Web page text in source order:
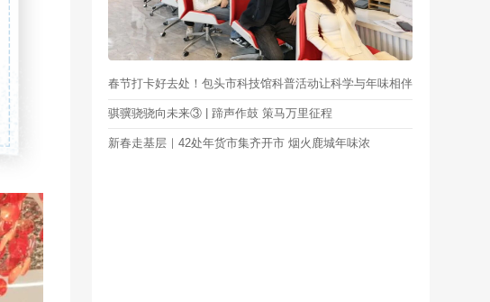
春节打卡好去处！包头市科技馆科普活动让科学与年味相伴
骐骥骁骁向未来③ | 蹄声作鼓 策马万里征程
新春走基层｜42处年货市集齐开市 烟火鹿城年味浓